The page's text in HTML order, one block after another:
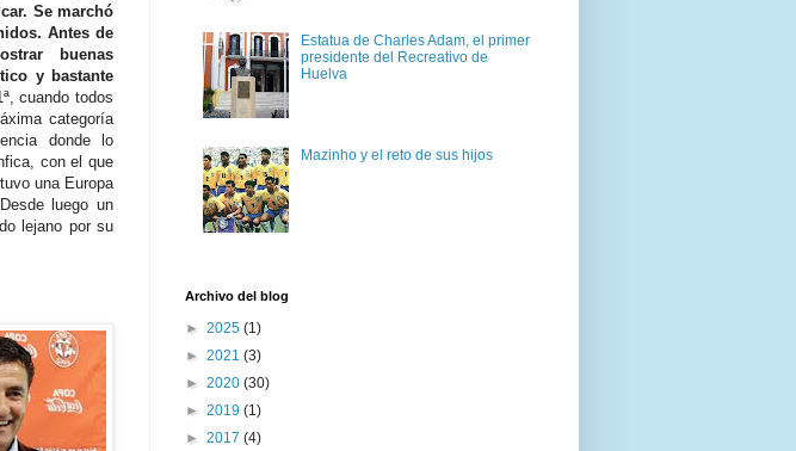
Se marchó
Antes de
buenas
y bastante
cuando todos
categoría
donde lo
con el que
una Europa
luego un
lejano por su
Estatua de Charles Adam, el primer
presidente del Recreativo de
Huelva
Mazinho y el reto de sus hijos
Archivo del blog
► 2025 (1)
► 2021 (3)
► 2020 (30)
► 2019 (1)
► 2017 (4)